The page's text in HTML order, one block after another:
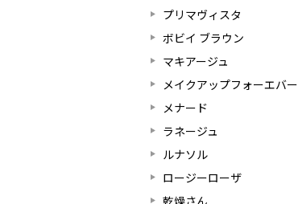
プリマヴィスタ
ボビイ ブラウン
マキアージュ
メイクアップフォーエバー
メナード
ラネージュ
ルナソル
ロージーローザ
乾燥さん